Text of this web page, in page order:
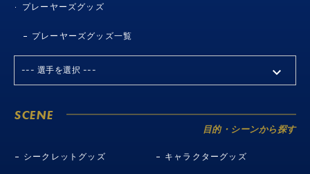
プレーヤーズグッズ
プレーヤーズグッズ一覧
SCENE
目的・シーンから探す
シークレットグッズ キャラクターグッズ